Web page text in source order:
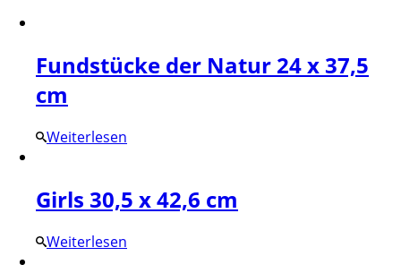
Fundstücke der Natur 24 x 37,5
cm
Weiterlesen
Girls 30,5 x 42,6 cm
Weiterlesen